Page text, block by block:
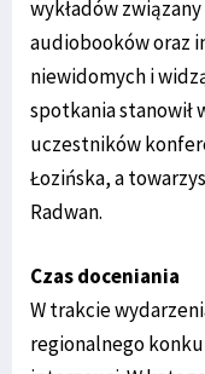
wykładów
audiobooków oraz
niewidomych i
spotkania stanowił
uczestników
Łozińska, a
Radwan.
Czas doceniania
W trakcie
regionalnego